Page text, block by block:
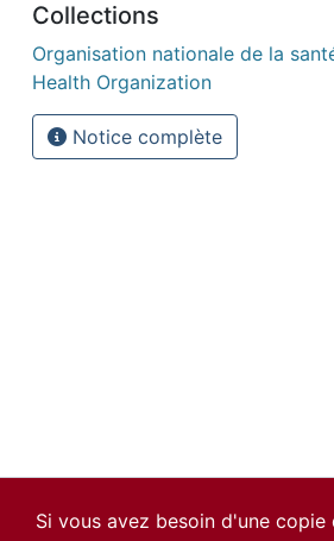
Collections
Organisation nationale de la
Health Organization
Notice complète
Si vous avez besoin d'une